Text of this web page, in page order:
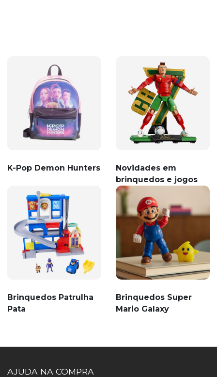
K-Pop Demon Hunters
Novidades em
brinquedos e jogos
Brinquedos Patrulha
Pata
Brinquedos Super
Mario Galaxy
AJUDA NA COMPRA